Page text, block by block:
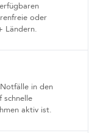
oder
Ländern.
in den
schnelle
aktiv ist.